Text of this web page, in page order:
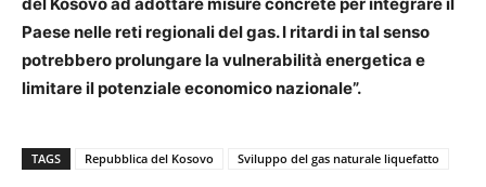
del Kosovo ad adottare misure concrete per integrare il
Paese nelle reti regionali del gas. I ritardi in tal senso
potrebbero prolungare la vulnerabilità energetica e
limitare il potenziale economico nazionale”.
TAGS Repubblica del Kosovo Sviluppo del gas naturale liquefatto